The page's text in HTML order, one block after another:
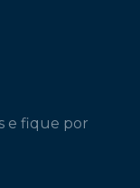
e fique por